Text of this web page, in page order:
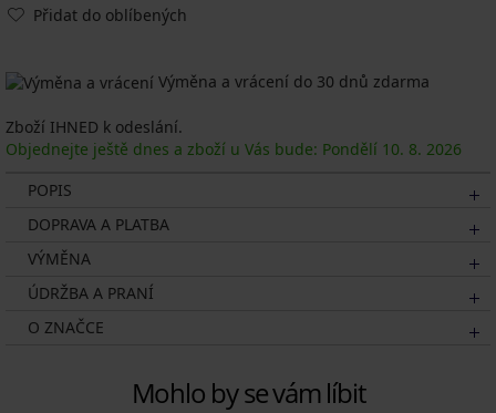
Přidat do oblíbených
Výměna a vrácení do 30 dnů zdarma
Zboží IHNED k odeslání.
Objednejte ještě dnes a zboží u Vás bude: Pondělí 10. 8. 2026
POPIS
DOPRAVA A PLATBA
VÝMĚNA
ÚDRŽBA A PRANÍ
O ZNAČCE
Mohlo by se vám líbit